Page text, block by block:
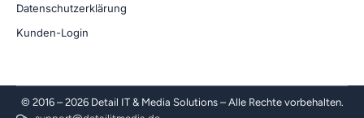
Datenschutzerklärung
Kunden-Login
© 2016 – 2026 Detail IT & Media Solutions – Alle Rechte vorbehalten.